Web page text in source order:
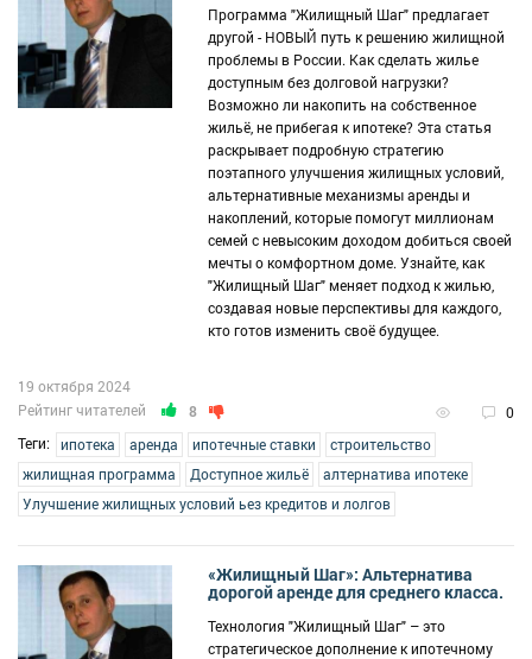
Программа "Жилищный Шаг" предлагает
другой - НОВЫЙ путь к решению жилищной
проблемы в России. Как сделать жилье
доступным без долговой нагрузки?
Возможно ли накопить на собственное
жильё, не прибегая к ипотеке? Эта статья
раскрывает подробную стратегию
поэтапного улучшения жилищных условий,
альтернативные механизмы аренды и
накоплений, которые помогут миллионам
семей с невысоким доходом добиться своей
мечты о комфортном доме. Узнайте, как
"Жилищный Шаг" меняет подход к жилью,
создавая новые перспективы для каждого,
кто готов изменить своё будущее.
Рейтинг читателей 8 0
19 октября 2024
Теги: ипотека аренда ипотечные ставки
строительство
жилищная программа
Доступное жильё
алтернатива ипотеке
Улучшение жилищных условий ьез кредитов и лолгов
«Жилищный Шаг»: Альтернатива
дорогой аренде для среднего класса.
Технология "Жилищный Шаг" – это
стратегическое дополнение к ипотечному